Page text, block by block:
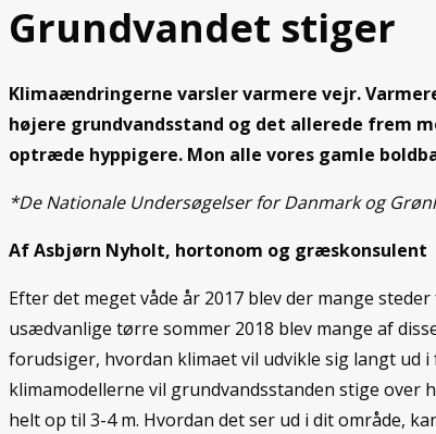
Grundvandet stiger
Klimaændringerne varsler varmere vejr.
højere grundvandsstand og det allerede frem
optræde hyppigere. Mon alle vores gamle
*De Nationale Undersøgelser for Danmark og
Af Asbjørn Nyholt, hortonom og græskonsulent
Efter det meget våde år 2017 blev der mange
usædvanlige tørre sommer 2018 blev mange af
forudsiger, hvordan klimaet vil udvikle sig langt ud
klimamodellerne vil grundvandsstanden stige over
helt op til 3-4 m. Hvordan det ser ud i dit område,